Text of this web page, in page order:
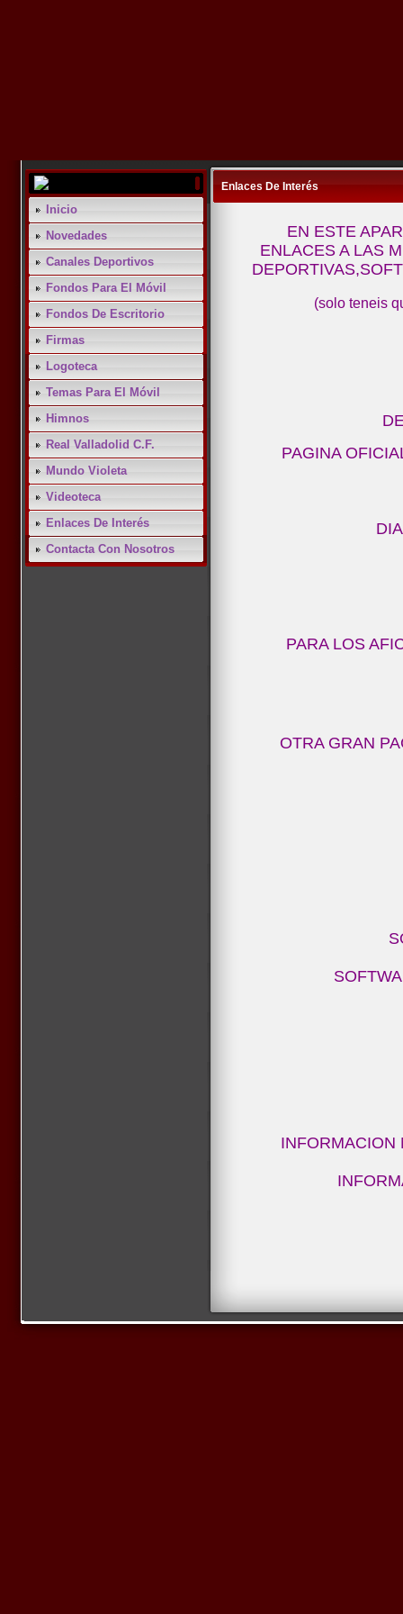
Inicio
Novedades
Canales Deportivos
Fondos Para El Móvil
Fondos De Escritorio
Firmas
Logoteca
Temas Para El Móvil
Himnos
Real Valladolid C.F.
Mundo Violeta
Videoteca
Enlaces De Interés
Contacta Con Nosotros
Enlaces De Interés
EN ESTE
ENLACES A LAS
(solo teneis
PAGINA
PARA LOS
OTRA GRAN
INFORMACION